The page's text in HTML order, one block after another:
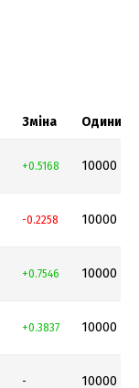
Зміна Одиниця
+0.5168 10000
-0.2258 10000
+0.7546 10000
+0.3837 10000
- 10000